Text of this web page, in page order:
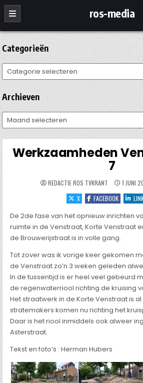
Ga
naar
de
inhoud
ros-media
Categorieën
Categorieën
Archieven
Archieven
Werkzaamheden
7
REDACTIE ROS TVKRANT 1 JUNI
X
FACEBOOK
De 2de fase van het opnieuw inrichten
ruimte in de Venstraat, Korte Venstraat
de Brouwerijstraat is in volle gang.
Tot zover was ik vorige keer gekomen
de Venstraat zo’n 3 weken geleden
In de tussentijd is er heel veel gebeurd
de regenwaterriool richting de kruising
Het straatwerk in de Korte Venstraat is
stratemakers komen nu richting het
Daar is het riool inmiddels ook alweer
Asterstraat.
Tekst en foto’s : Herman Hubers